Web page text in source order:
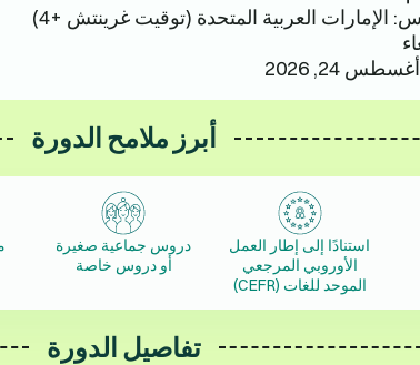
الإمارات العربية المتحدة (توقيت غرينتش +4)
أغسطس 24, 2026
أبرز ملامح الدورة
استنادًا إلى إطار العمل
الأوروبي المرجعي
الموحد للغات (CEFR)
دروس جماعية صغيرة
أو دروس خاصة
تفاصيل الدورة